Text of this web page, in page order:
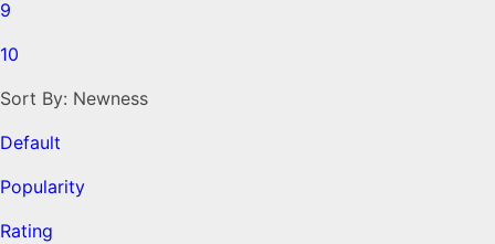
9
10
Sort By: Newness
Default
Popularity
Rating